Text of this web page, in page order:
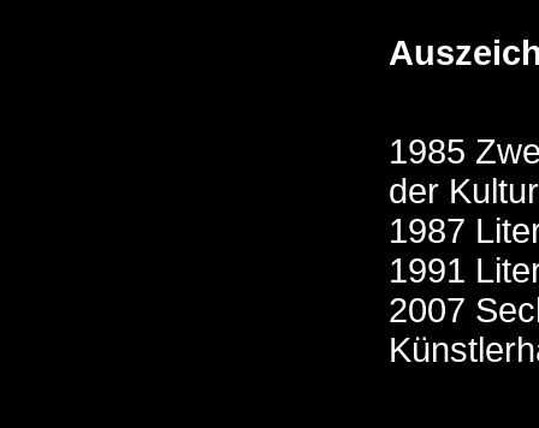
1985
der
1987
1991
2007